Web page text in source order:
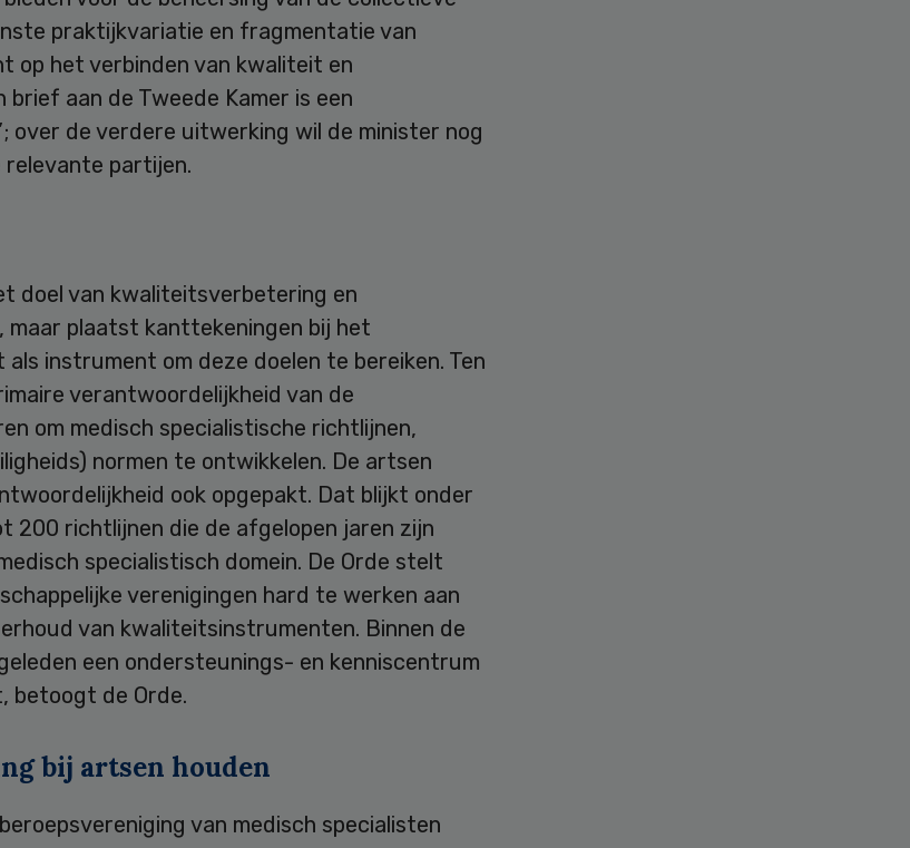
praktijkvariatie en fragmentatie van
op het verbinden van kwaliteit en
brief aan de Tweede Kamer is een
over de verdere uitwerking wil de minister nog
relevante partijen.
doel van kwaliteitsverbetering en
maar plaatst kanttekeningen bij het
instrument om deze doelen te bereiken. Ten
verantwoordelijkheid van de
om medisch specialistische richtlijnen,
normen te ontwikkelen. De artsen
ook opgepakt. Dat blijkt onder
200 richtlijnen die de afgelopen jaren zijn
specialistisch domein. De Orde stelt
verenigingen hard te werken aan
van kwaliteitsinstrumenten. Binnen de
een ondersteunings- en kenniscentrum
betoogt de Orde.
bij artsen houden
van medisch specialisten